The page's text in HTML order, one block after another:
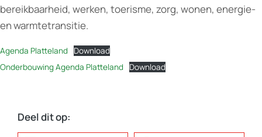
bereikbaarheid, werken, toerisme, zorg, wonen, energie-
en warmtetransitie.
Agenda Platteland
Download
Onderbouwing Agenda Platteland
Download
Deel dit op: